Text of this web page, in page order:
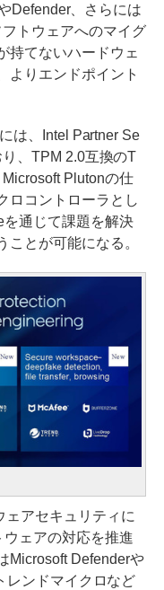
Defender、さらには
トウェアへのマイグ
持てないハードウェ
よりエンドポイント
は、Intel Partner Se
、TPM 2.0互換のT
Plutonの仕
ロコントローラとし
通じて課題を解決
ことが可能になる。
アセキュリティに
ェアの対応を推進
Microsoft Defenderや
レンドマイクロなど